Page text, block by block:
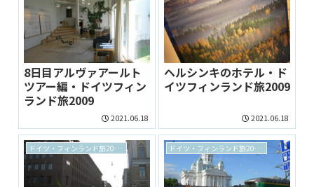
8日目アルヴァアールト
ツアー編・ドイツフィン
ランド旅2009
2021.06.18
ヘルシンキのホテル・ド
イツフィンランド旅2009
2021.06.18
ドイツ・フィンランド旅2009 archive ドイツ・フィンランド旅2009 archive